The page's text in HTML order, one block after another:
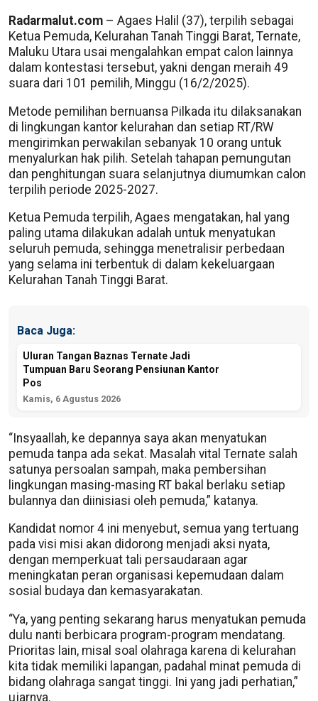
Radarmalut.com – Agaes Halil (37), terpilih sebagai
Ketua Pemuda, Kelurahan Tanah Tinggi Barat, Ternate,
Maluku Utara usai mengalahkan empat calon lainnya
dalam kontestasi tersebut, yakni dengan meraih 49
suara dari 101 pemilih, Minggu (16/2/2025).
Metode pemilihan bernuansa Pilkada itu dilaksanakan
di lingkungan kantor kelurahan dan setiap RT/RW
mengirimkan perwakilan sebanyak 10 orang untuk
menyalurkan hak pilih. Setelah tahapan pemungutan
dan penghitungan suara selanjutnya diumumkan calon
terpilih periode 2025-2027.
Ketua Pemuda terpilih, Agaes mengatakan, hal yang
paling utama dilakukan adalah untuk menyatukan
seluruh pemuda, sehingga menetralisir perbedaan
yang selama ini terbentuk di dalam kekeluargaan
Kelurahan Tanah Tinggi Barat.
Baca Juga:
Uluran Tangan Baznas Ternate Jadi
Tumpuan Baru Seorang Pensiunan Kantor
Pos
Kamis, 6 Agustus 2026
“Insyaallah, ke depannya saya akan menyatukan
pemuda tanpa ada sekat. Masalah vital Ternate salah
satunya persoalan sampah, maka pembersihan
lingkungan masing-masing RT bakal berlaku setiap
bulannya dan diinisiasi oleh pemuda,” katanya.
Kandidat nomor 4 ini menyebut, semua yang tertuang
pada visi misi akan didorong menjadi aksi nyata,
dengan memperkuat tali persaudaraan agar
meningkatan peran organisasi kepemudaan dalam
sosial budaya dan kemasyarakatan.
“Ya, yang penting sekarang harus menyatukan pemuda
dulu nanti berbicara program-program mendatang.
Prioritas lain, misal soal olahraga karena di kelurahan
kita tidak memiliki lapangan, padahal minat pemuda di
bidang olahraga sangat tinggi. Ini yang jadi perhatian,”
ujarnya.